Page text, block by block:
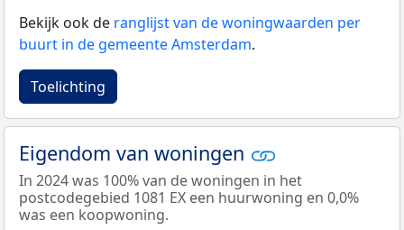
Bekijk ook de ranglijst van de woningwaarden per
buurt in de gemeente Amsterdam.
Toelichting
Eigendom van woningen
In 2024 was 100% van de woningen in het
postcodegebied 1081 EX een huurwoning en 0,0%
was een koopwoning.